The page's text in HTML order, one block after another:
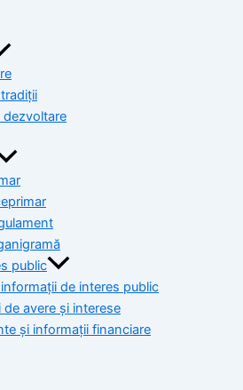
dezvoltare
public
de interes public
de avere și interese
și informații financiare